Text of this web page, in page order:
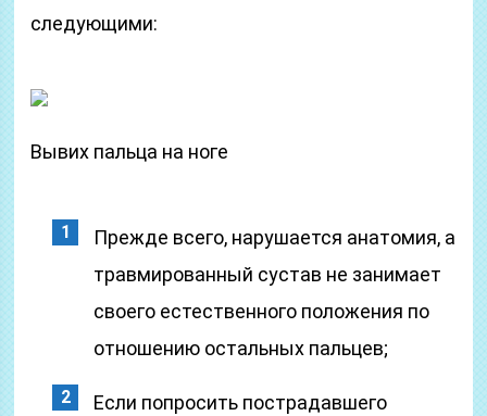
следующими:
Вывих пальца на ноге
Прежде всего, нарушается анатомия, а
травмированный сустав не занимает
своего естественного положения по
отношению остальных пальцев;
Если попросить пострадавшего